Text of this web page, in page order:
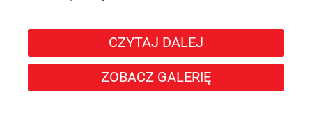
CZYTAJ DALEJ
ZOBACZ GALERIĘ